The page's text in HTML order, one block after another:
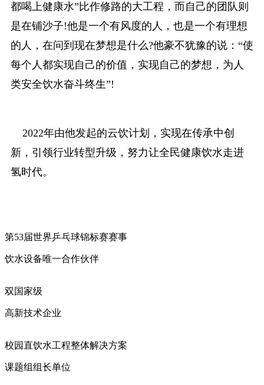
都喝上健康水”比作修路的大工程，而自己的团队则
是在铺沙子!他是一个有风度的人，也是一个有理想
的人，在问到现在梦想是什么?他豪不犹豫的说：“使
每个人都实现自己的价值，实现自己的梦想，为人
类安全饮水奋斗终生”!
2022年由他发起的云饮计划，实现在传承中创
新，引领行业转型升级，努力让全民健康饮水走进
氢时代。
第53届世界乒乓球锦标赛赛事
饮水设备唯一合作伙伴
双国家级
高新技术企业
校园直饮水工程整体解决方案
课题组组长单位